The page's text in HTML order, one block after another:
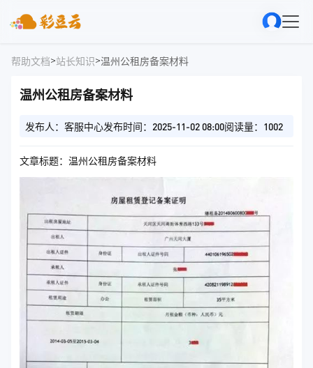
帮助文档>站长知识>温州公租房备案材料
温州公租房备案材料
发布人：客服中心发布时间：2025-11-02 08:00阅读量：1002
文章标题：温州公租房备案材料